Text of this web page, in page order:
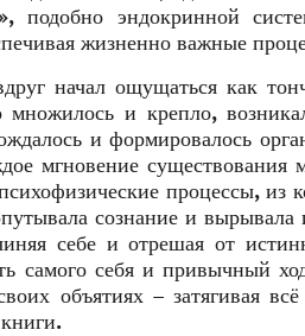
подобно эндокринной
жизненно важные
начал ощущаться как
и крепло,
и формировалось
мгновение
процессы, из
сознание и вырывала
себе и отрешая от
самого себя и привычный
объятиях – затягивая